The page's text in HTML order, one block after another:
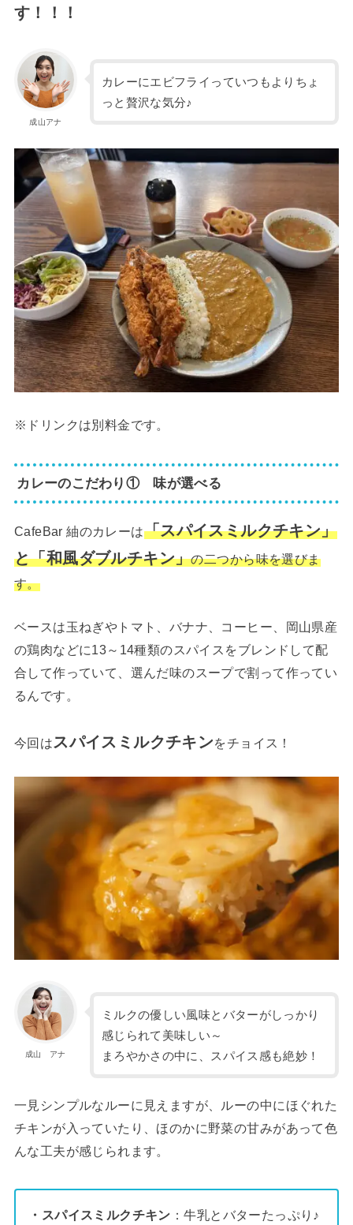
す！！！
成山アナ
カレーにエビフライっていつもよりちょ
っと贅沢な気分♪
※ドリンクは別料金です。
カレーのこだわり① 味が選べる
CafeBar 紬のカレーは「スパイスミルクチキン」
と「和風ダブルチキン」の二つから味を選びま
す。
ベースは玉ねぎやトマト、バナナ、コーヒー、岡山県産
の鶏肉などに13～14種類のスパイスをブレンドして配
合して作っていて、選んだ味のスープで割って作ってい
るんです。
今回はスパイスミルクチキンをチョイス！
成山 アナ
ミルクの優しい風味とバターがしっかり
感じられて美味しい～
まろやかさの中に、スパイス感も絶妙！
一見シンプルなルーに見えますが、ルーの中にほぐれた
チキンが入っていたり、ほのかに野菜の甘みがあって色
んな工夫が感じられます。
・スパイスミルクチキン ：牛乳とバターたっぷり♪